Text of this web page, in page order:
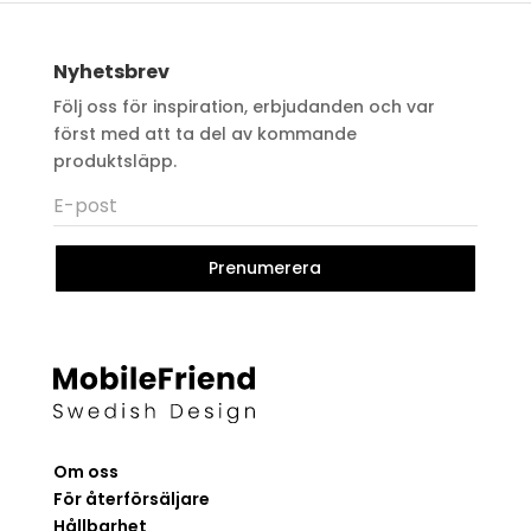
Nyhetsbrev
Följ oss för inspiration, erbjudanden och var
först med att ta del av kommande
produktsläpp.
Prenumerera
Om oss
För återförsäljare
Hållbarhet